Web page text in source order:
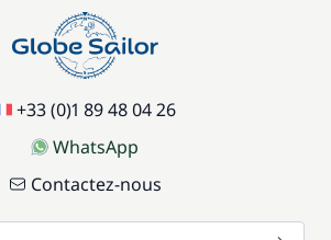
+33 (0)1 89 48 04 26
WhatsApp
Contactez-nous